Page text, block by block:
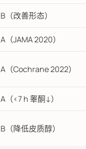
B（改善形态）
A（JAMA 2020）
A（Cochrane 2022）
A（<7 h 睾酮↓）
B（降低皮质醇）